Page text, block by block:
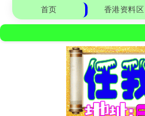
首页 香港资料区